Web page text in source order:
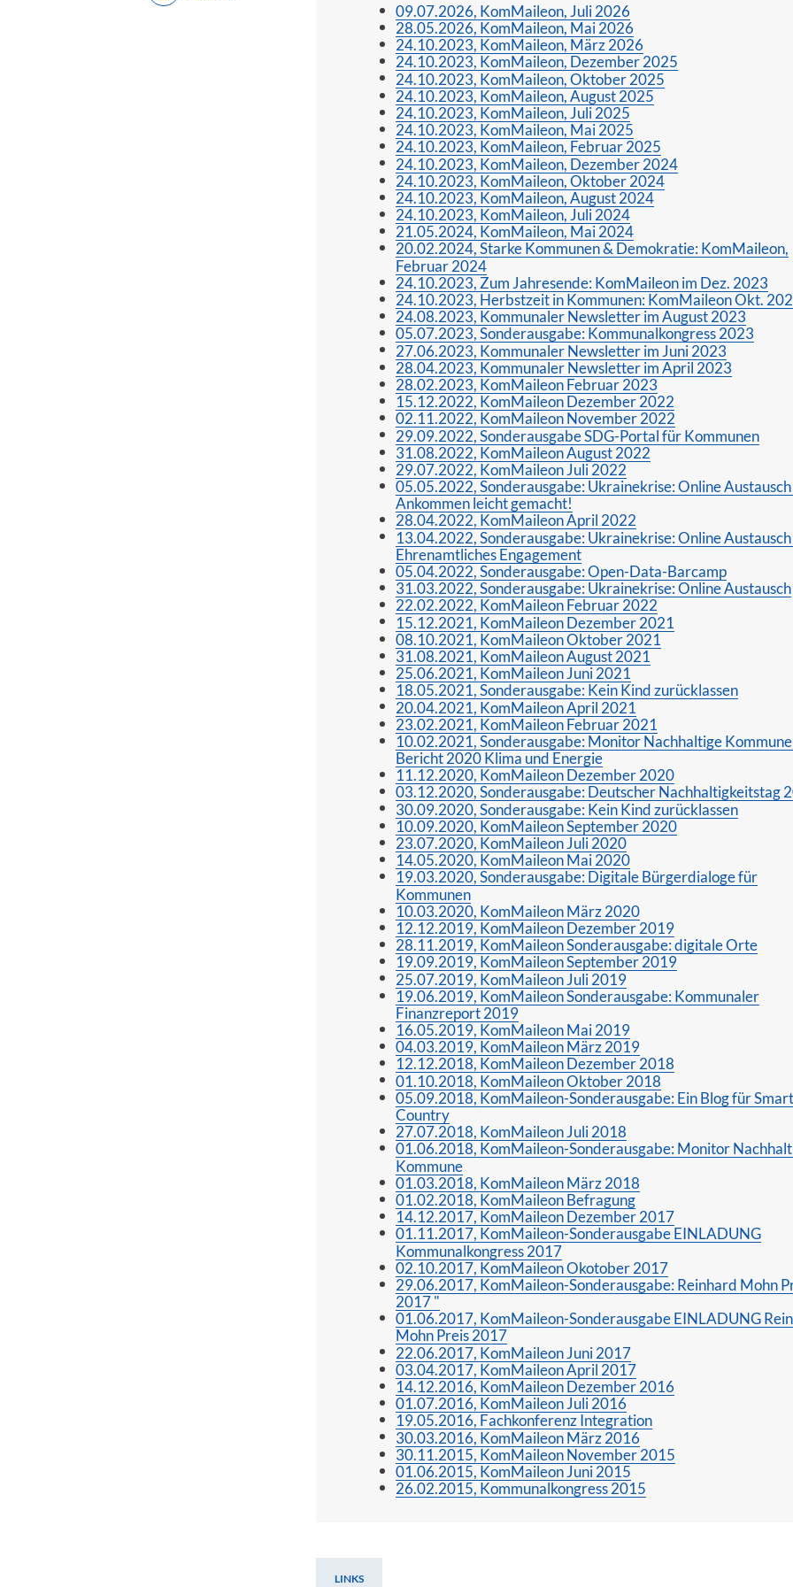
09.07.2026, KomMaileon, Juli 2026
28.05.2026, KomMaileon, Mai 2026
24.10.2023, KomMaileon, März 2026
24.10.2023, KomMaileon, Dezember 2025
24.10.2023, KomMaileon, Oktober 2025
24.10.2023, KomMaileon, August 2025
24.10.2023, KomMaileon, Juli 2025
24.10.2023, KomMaileon, Mai 2025
24.10.2023, KomMaileon, Februar 2025
24.10.2023, KomMaileon, Dezember 2024
24.10.2023, KomMaileon, Oktober 2024
24.10.2023, KomMaileon, August 2024
24.10.2023, KomMaileon, Juli 2024
21.05.2024, KomMaileon, Mai 2024
20.02.2024, Starke Kommunen & Demokratie: KomMaileon,
Februar 2024
24.10.2023, Zum Jahresende: KomMaileon im Dez. 2023
24.10.2023, Herbstzeit in Kommunen: KomMaileon Okt.
24.08.2023, Kommunaler Newsletter im August 2023
05.07.2023, Sonderausgabe: Kommunalkongress 2023
27.06.2023, Kommunaler Newsletter im Juni 2023
28.04.2023, Kommunaler Newsletter im April 2023
28.02.2023, KomMaileon Februar 2023
15.12.2022, KomMaileon Dezember 2022
02.11.2022, KomMaileon November 2022
29.09.2022, Sonderausgabe SDG-Portal für Kommunen
31.08.2022, KomMaileon August 2022
29.07.2022, KomMaileon Juli 2022
05.05.2022, Sonderausgabe: Ukrainekrise: Online
Ankommen leicht gemacht!
28.04.2022, KomMaileon April 2022
13.04.2022, Sonderausgabe: Ukrainekrise: Online
Ehrenamtliches Engagement
05.04.2022, Sonderausgabe: Open-Data-Barcamp
31.03.2022, Sonderausgabe: Ukrainekrise: Online Austausch
22.02.2022, KomMaileon Februar 2022
15.12.2021, KomMaileon Dezember 2021
08.10.2021, KomMaileon Oktober 2021
31.08.2021, KomMaileon August 2021
25.06.2021, KomMaileon Juni 2021
18.05.2021, Sonderausgabe: Kein Kind zurücklassen
20.04.2021, KomMaileon April 2021
23.02.2021, KomMaileon Februar 2021
10.02.2021, Sonderausgabe: Monitor Nachhaltige
Bericht 2020 Klima und Energie
11.12.2020, KomMaileon Dezember 2020
03.12.2020, Sonderausgabe: Deutscher Nachhaltigkeitstag
30.09.2020, Sonderausgabe: Kein Kind zurücklassen
10.09.2020, KomMaileon September 2020
23.07.2020, KomMaileon Juli 2020
14.05.2020, KomMaileon Mai 2020
19.03.2020, Sonderausgabe: Digitale Bürgerdialoge für
Kommunen
10.03.2020, KomMaileon März 2020
12.12.2019, KomMaileon Dezember 2019
28.11.2019, KomMaileon Sonderausgabe: digitale Orte
19.09.2019, KomMaileon September 2019
25.07.2019, KomMaileon Juli 2019
19.06.2019, KomMaileon Sonderausgabe: Kommunaler
Finanzreport 2019
16.05.2019, KomMaileon Mai 2019
04.03.2019, KomMaileon März 2019
12.12.2018, KomMaileon Dezember 2018
01.10.2018, KomMaileon Oktober 2018
05.09.2018, KomMaileon-Sonderausgabe: Ein Blog für Smart
Country
27.07.2018, KomMaileon Juli 2018
01.06.2018, KomMaileon-Sonderausgabe: Monitor
Kommune
01.03.2018, KomMaileon März 2018
01.02.2018, KomMaileon Befragung
14.12.2017, KomMaileon Dezember 2017
01.11.2017, KomMaileon-Sonderausgabe EINLADUNG
Kommunalkongress 2017
02.10.2017, KomMaileon Okotober 2017
29.06.2017, KomMaileon-Sonderausgabe: Reinhard Mohn
2017 "
01.06.2017, KomMaileon-Sonderausgabe EINLADUNG
Mohn Preis 2017
22.06.2017, KomMaileon Juni 2017
03.04.2017, KomMaileon April 2017
14.12.2016, KomMaileon Dezember 2016
01.07.2016, KomMaileon Juli 2016
19.05.2016, Fachkonferenz Integration
30.03.2016, KomMaileon März 2016
30.11.2015, KomMaileon November 2015
01.06.2015, KomMaileon Juni 2015
26.02.2015, Kommunalkongress 2015
LINKS